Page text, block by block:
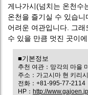
게나가시(넘치는 온천수
온천을 즐기실 수 있습
어려운 여관입니다. 그
수 있을 만큼 멋진 곳이
■기본정보
추천 여관：망각의 마을
주소：가고시마 현 키리
전화：+81-995-77-2114
HP： http://